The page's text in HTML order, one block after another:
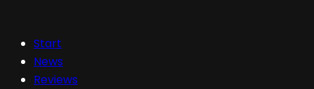
Start
News
Reviews